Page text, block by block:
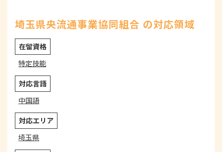
埼玉県央流通事業協同組合 の対応領域
在留資格
特定技能
対応言語
中国語
対応エリア
埼玉県